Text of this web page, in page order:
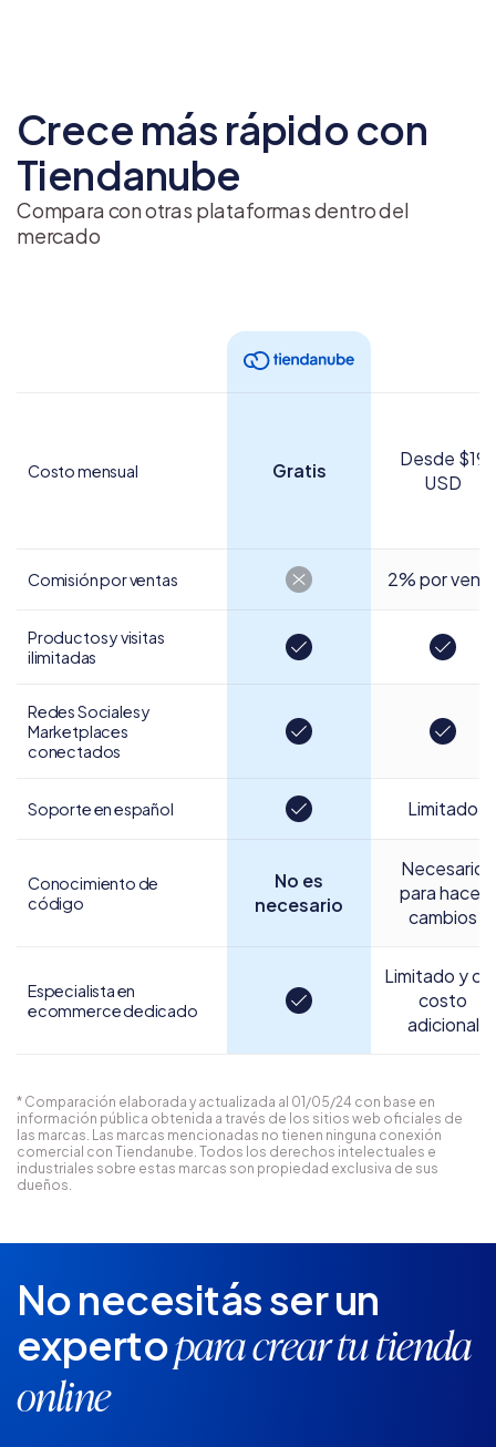
Crece más rápido con
Tiendanube
Compara con otras plataformas dentro del
mercado
Costo mensual Gratis
Desde $19
USD
Comisión por ventas 2% por
Productos y visitas
ilimitadas
Redes Sociales y
Marketplaces
conectados
Soporte en español Limitado
Conocimiento de
código
No es
necesario
Necesario
para hacer
cambios
Especialista en
ecommerce dedicado
Limitado y
costo
adicional
* Comparación elaborada y actualizada al 01/05/24 con base en
información pública obtenida a través de los sitios web oficiales de
las marcas. Las marcas mencionadas no tienen ninguna conexión
comercial con Tiendanube. Todos los derechos intelectuales e
industriales sobre estas marcas son propiedad exclusiva de sus
dueños.
No necesitás ser un
expertopara crear tu tienda
online